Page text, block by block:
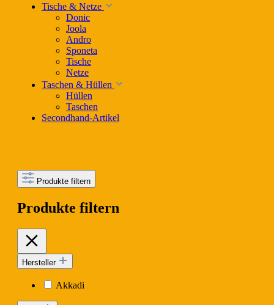
Tische & Netze
Donic
Joola
Andro
Sponeta
Tische
Netze
Taschen & Hüllen
Hüllen
Taschen
Secondhand-Artikel
Produkte filtern
Produkte filtern
Hersteller
Akkadi